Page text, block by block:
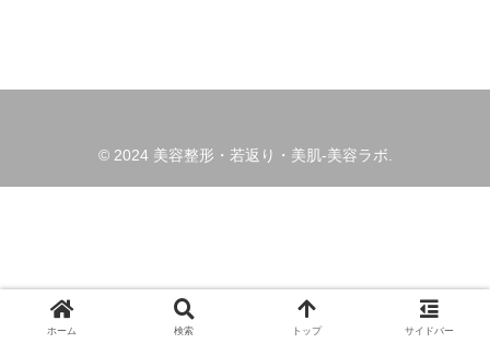
© 2024 美容整形・若返り・美肌-美容ラボ.
ホーム 検索 トップ サイドバー